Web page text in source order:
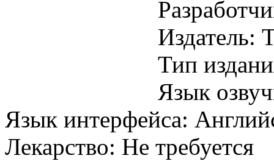
Издатель:
Тип
Язык
Язык интерфейса:
Лекарство: Не требуется